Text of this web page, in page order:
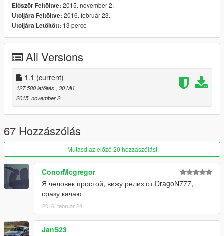
Added Add-On version / Добавлена Адд-Он версия;
Added Low-poly Lods( for optimization purposes) /
Добавлены Low-poly лоды( в целях оптимизации);
Fixed incorrect display of disk when a broken tyre /
лопнувшей покрышке
Először Feltöltve: 2015. november 2.
Utoljára Feltöltve: 2016. február 23.
Utoljára Letöltött: 13 perce
All Versions
1.1 (current)
127 580 letöltés , 30 MB
2015. november 2.
67 Hozzászólás
Mutasd az előző 20 hozzászólást
ConorMcgregor
Я человек простой, вижу релиз от DragoN777,
сразу качаю
2016. február 24.
JanS23